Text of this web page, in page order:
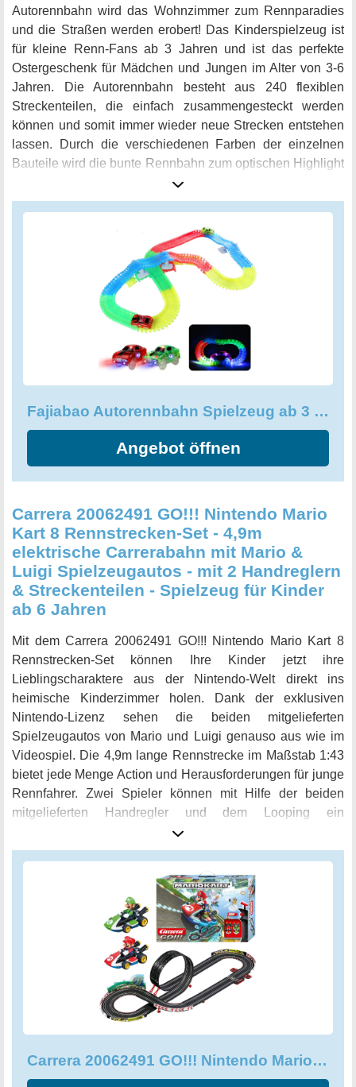
Autorennbahn wird das Wohnzimmer zum Rennparadies
und die Straßen werden erobert! Das Kinderspielzeug ist
für kleine Renn-Fans ab 3 Jahren und ist das perfekte
Ostergeschenk für Mädchen und Jungen im Alter von 3-6
Jahren. Die Autorennbahn besteht aus 240 flexiblen
Streckenteilen, die einfach zusammengesteckt werden
können und somit immer wieder neue Strecken entstehen
lassen. Durch die verschiedenen Farben der einzelnen
Bauteile wird die bunte Rennbahn zum optischen Highlight
im Kinderzimmer. Falls sich mal mehr als ein Rennfahrer
auf die Strecke wagen möchte, ist das gar kein Problem.
einfachen Knopfdruck aktiviert werden und dann in der
Dunkelheit durch das Zimmer rasen - ein echtes Highlight
für die kleinen Rennfahrer! Die Fajiabao Autorennbahn
besteht aus sehr hochwertigem ABS-Kunststoff, der sich
einfach verbiegen lässt und somit kinderleicht aufgebaut
werden kann. Die Autorennbahn fördert das logische
Denken und die praktischen Fähigkeiten der Kinder, wenn
sie neue Strecken zusammenbauen und immer wieder
auf Reisen: Die Fajiabao Autorennbahn ist das perfekte
Kinderspielzeug ab 3 Jahren für jeden Anlass und jedes
Wetter. Also, auf die Plätze, fertig, LOS!
Fajiabao Autorennbahn Spielzeug ab 3 Jahre - 240 Stück Flexible
Angebot öffnen
Carrera 20062491 GO!!! Nintendo Mario
Kart 8 Rennstrecken-Set - 4,9m
elektrische Carrerabahn mit Mario &
Luigi Spielzeugautos - mit 2 Handreglern
& Streckenteilen - Spielzeug für Kinder
ab 6 Jahren
Mit dem Carrera 20062491 GO!!! Nintendo Mario Kart 8
Rennstrecken-Set können Ihre Kinder jetzt ihre
Lieblingscharaktere aus der Nintendo-Welt direkt ins
heimische Kinderzimmer holen. Dank der exklusiven
Nintendo-Lizenz sehen die beiden mitgelieferten
Spielzeugautos von Mario und Luigi genauso aus wie im
Videospiel. Die 4,9m lange Rennstrecke im Maßstab 1:43
bietet jede Menge Action und Herausforderungen für junge
Rennfahrer. Zwei Spieler können mit Hilfe der beiden
mitgelieferten Handregler und dem Looping ein
spannendes Duell auf der Bahn austragen. Die Fahrzeuge
sind bereits startklar, denn die Batterien sind im
Fahrzeug-Fan ab 6 Jahren - ob zum Kindergeburtstag, zur
Einschulung oder als Weihnachtsgeschenk. Erwecken Sie
mit dem Carrera 20062491 GO!!! Nintendo Mario Kart 8
Rennstrecken-Set die Kult-Klassiker Mario und Luigi zum
Leben und lassen Sie Ihre Kinder in die Welt von Super
Mario World eintauchen.
Carrera 20062491 GO!!! Nintendo Mario Kart 8 Rennstrecken-Set